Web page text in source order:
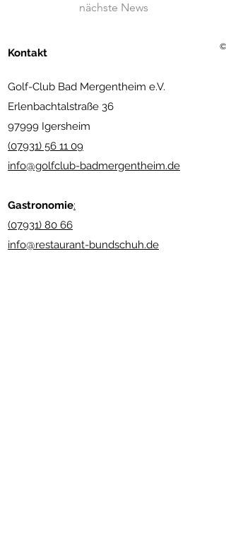
nächste News
Kontakt
Golf-Club Bad Mergentheim e.V.
Erlenbachtalstraße 36
97999 Igersheim
(07931) 56 11 09
info@golfclub-badmergentheim.de
Gastronomie:
(07931) 80 66
info@restaurant-bundschuh.de